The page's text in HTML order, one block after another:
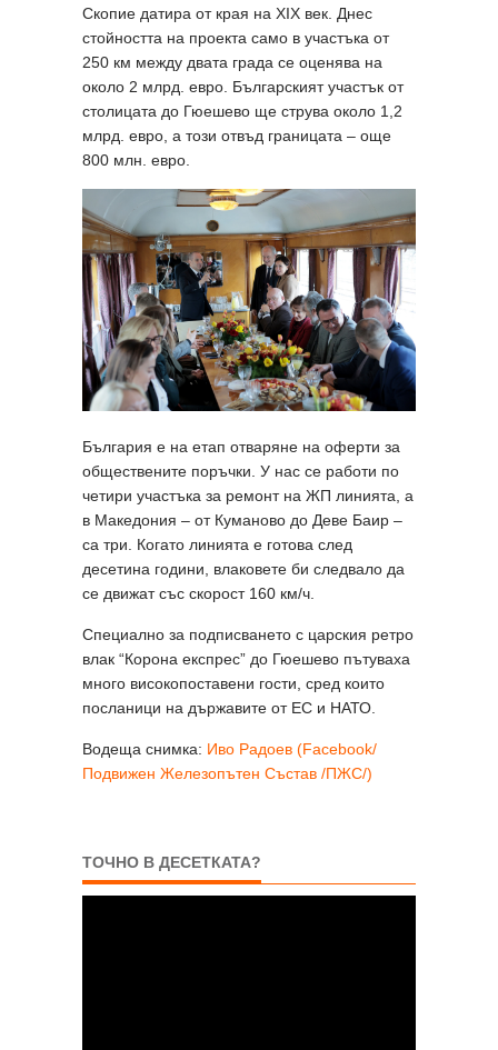
Скопие датира от края на XIX век. Днес
стойността на проекта само в участъка от
250 км между двата града се оценява на
около 2 млрд. евро. Българският участък от
столицата до Гюешево ще струва около 1,2
млрд. евро, а този отвъд границата – още
800 млн. евро.
България е на етап отваряне на оферти за
обществените поръчки. У нас се работи по
четири участъка за ремонт на ЖП линията, а
в Македония – от Куманово до Деве Баир –
са три. Когато линията е готова след
десетина години, влаковете би следвало да
се движат със скорост 160 км/ч.
Специално за подписването с царския ретро
влак “Корона експрес” до Гюешево пътуваха
много високопоставени гости, сред които
посланици на държавите от ЕС и НАТО.
Водеща снимка: Иво Радоев (Facebook/
Подвижен Железопътен Състав /ПЖС/)
ТОЧНО В ДЕСЕТКАТА?